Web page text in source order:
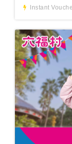
Instant